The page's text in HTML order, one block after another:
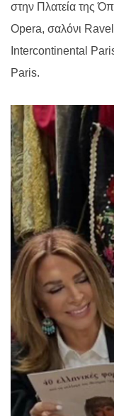
στην Πλατεία της
Opera, σαλόνι Ravel
Intercontinental
Paris.